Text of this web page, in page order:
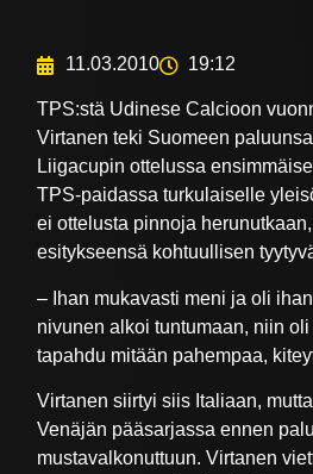
11.03.2010 19:12
TPS:stä Udinese Calcioon
Virtanen teki Suomeen
Liigacupin ottelussa
TPS-paidassa turkulaiselle
ei ottelusta pinnoja
esitykseensä kohtuullisen
– Ihan mukavasti meni ja oli
nivunen alkoi tuntumaan, niin
tapahdu mitään pahempaa,
Virtanen siirtyi siis Italiaan,
Venäjän pääsarjassa ennen
mustavalkonuttuun. Virtanen